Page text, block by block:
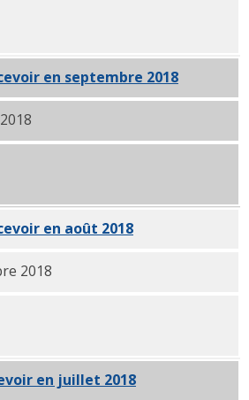
en septembre 2018PDF
en août 2018PDF
2018
en juillet 2018PDF